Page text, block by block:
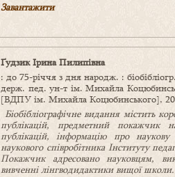
Завантажити
Ґудзик Ірина Пилипівна
: до 75-річчя з дня народж. :
держ. пед. ун-т ім. Михайла
[ВДПУ ім. Михайла Коцюбинського],
Біобібліографічне видання містить
публікацій, предметний покажчик
публікацій, інформацію про
наукового співробітника Інституту
Покажчик адресовано науковцям,
вивченні лінгводидактики вищої школи.